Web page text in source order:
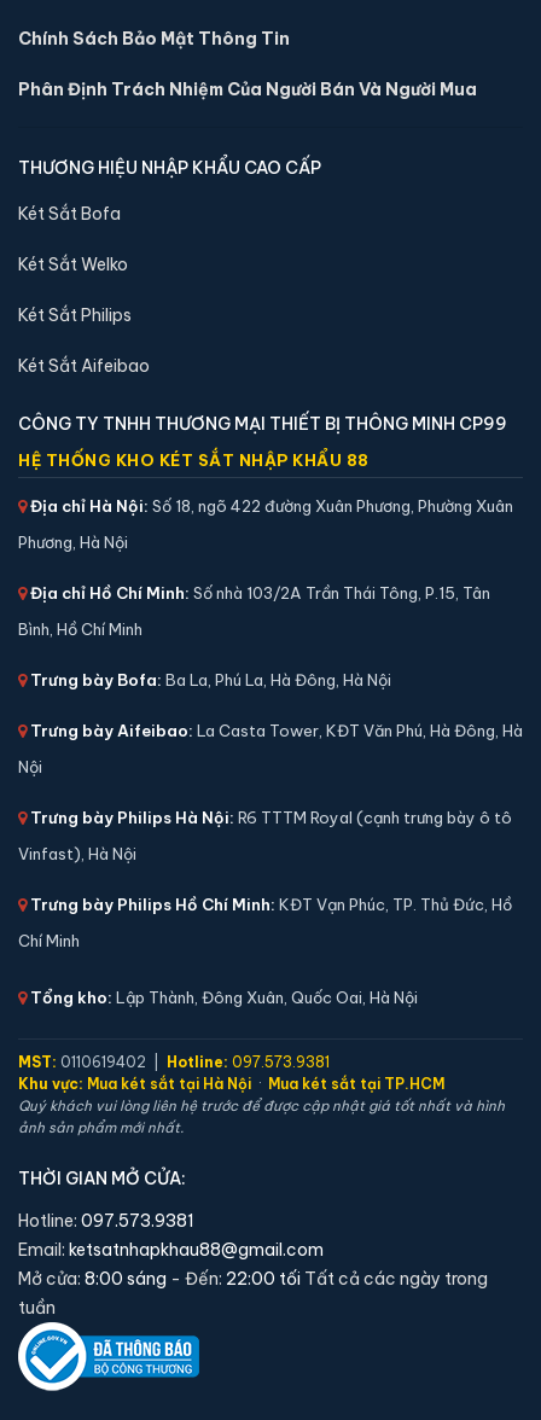
Két sắt mini Liberty LB39S vân tay điện tử chính
📐 Kích thước:
39 x 39 x 35 cm
🔒 Khoá:Khóa vân tay điện tử
🛡️ Bảo hành:
Két sắt mini Liberty LB45S vân tay điện tử chính
hãng
📐 Kích thước:
⚖️ Trọng lượng:38 kg
🔒 Khoá: Khóa vân tay điện tử
6,900,000 đ
Két sắt Liberty LB50S App Wifi chính hãng
📐 Kích thước:50 x 39 x 36 cm
Chính Sách Bảo Mật Thông Tin
Phân Định Trách Nhiệm Của Người Bán Và Người Mua
THƯƠNG HIỆU NHẬP KHẨU CAO CẤP
Két Sắt Bofa
Két Sắt Welko
Két Sắt Philips
Két Sắt Aifeibao
CÔNG TY TNHH THƯƠNG MẠI THIẾT BỊ THÔNG MINH CP99
HỆ THỐNG KHO KÉT SẮT NHẬP KHẨU 88
Địa chỉ Hà Nội: Số 18, ngõ 422 đường Xuân Phương, Phường Xuân
Phương, Hà Nội
Địa chỉ Hồ Chí Minh: Số nhà 103/2A Trần Thái Tông, P.15, Tân
Bình, Hồ Chí Minh
Trưng bày Bofa: Ba La, Phú La, Hà Đông, Hà Nội
Trưng bày Aifeibao: La Casta Tower, KĐT Văn Phú, Hà Đông, Hà
Nội
Trưng bày Philips Hà Nội: R6 TTTM Royal (cạnh trưng bày ô tô
Vinfast), Hà Nội
Trưng bày Philips Hồ Chí Minh: KĐT Vạn Phúc, TP. Thủ Đức, Hồ
Chí Minh
Tổng kho: Lập Thành, Đông Xuân, Quốc Oai, Hà Nội
MST: 0110619402 | Hotline: 097.573.9381
Khu vực: Mua két sắt tại Hà Nội · Mua két sắt tại TP.HCM
Quý khách vui lòng liên hệ trước để được cập nhật giá tốt nhất và hình
ảnh sản phẩm mới nhất.
THỜI GIAN MỞ CỬA:
Hotline: 097.573.9381
Email: ketsatnhapkhau88@gmail.com
Mở cửa: 8:00 sáng - Đến: 22:00 tối Tất cả các ngày trong
tuần